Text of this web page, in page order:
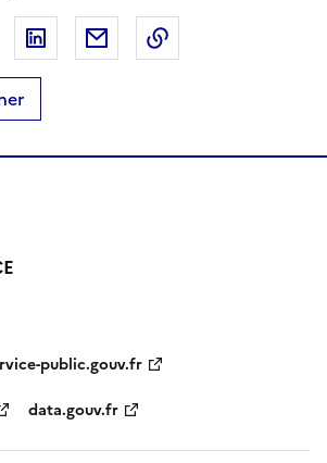
sur Facebook
Partager sur XPartager sur LinkedIn
Partager par email
public.gouv.fr
data.gouv.fr